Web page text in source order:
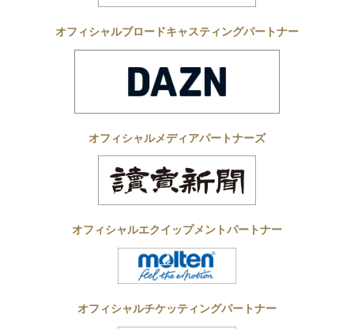
オフィシャルブロードキャスティングパートナー
オフィシャルメディアパートナーズ
オフィシャルエクイップメントパートナー
オフィシャルチケッティングパートナー